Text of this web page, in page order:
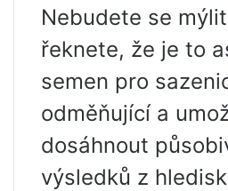
Nebudete se
řeknete, že je to
semen pro
odměňující a
dosáhnout
výsledků z